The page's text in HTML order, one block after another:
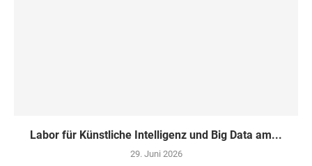
Labor für Künstliche Intelligenz und Big Data am...
29. Juni 2026